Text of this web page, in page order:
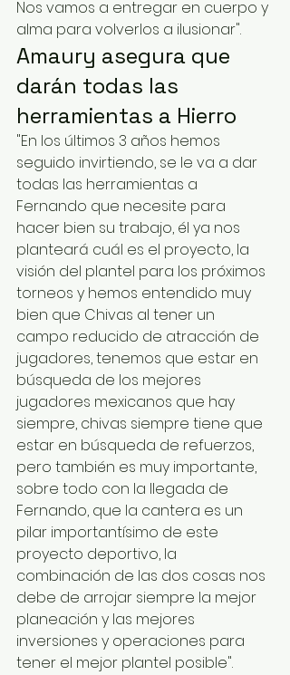
Nos vamos a entregar en cuerpo y
alma para volverlos a ilusionar".
Amaury asegura que
darán todas las
herramientas a Hierro
"En los últimos 3 años hemos
seguido invirtiendo, se le va a dar
todas las herramientas a
Fernando que necesite para
hacer bien su trabajo, él ya nos
planteará cuál es el proyecto, la
visión del plantel para los próximos
torneos y hemos entendido muy
bien que Chivas al tener un
campo reducido de atracción de
jugadores, tenemos que estar en
búsqueda de los mejores
jugadores mexicanos que hay
siempre, chivas siempre tiene que
estar en búsqueda de refuerzos,
pero también es muy importante,
sobre todo con la llegada de
Fernando, que la cantera es un
pilar importantísimo de este
proyecto deportivo, la
combinación de las dos cosas nos
debe de arrojar siempre la mejor
planeación y las mejores
inversiones y operaciones para
tener el mejor plantel posible".